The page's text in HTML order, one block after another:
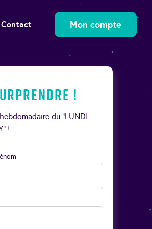
Contact Mon compte
!
du “LUNDI
!